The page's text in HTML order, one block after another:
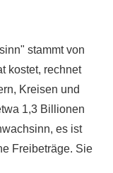
stammt von
kostet, rechnet
Kreisen und
1,3 Billionen
es ist
Freibeträge. Sie